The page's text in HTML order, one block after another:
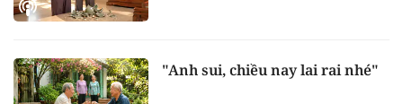
"Anh sui, chiều nay lai rai nhé"